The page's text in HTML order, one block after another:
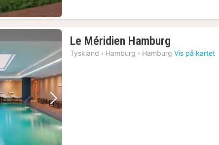
Neste bilde
Le Méridien Hamburg
natt
Tyskland › Hamburg › Hamburg Vis på kartet